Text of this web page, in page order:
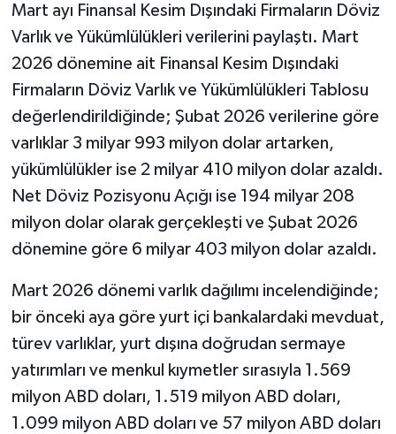
Mart ayı Finansal Kesim Dışındaki Firmaların Döviz
Varlık ve Yükümlülükleri verilerini paylaştı. Mart
2026 dönemine ait Finansal Kesim Dışındaki
Firmaların Döviz Varlık ve Yükümlülükleri Tablosu
değerlendirildiğinde; Şubat 2026 verilerine göre
varlıklar 3 milyar 993 milyon dolar artarken,
yükümlülükler ise 2 milyar 410 milyon dolar azaldı.
Net Döviz Pozisyonu Açığı ise 194 milyar 208
milyon dolar olarak gerçekleşti ve Şubat 2026
dönemine göre 6 milyar 403 milyon dolar azaldı.
Mart 2026 dönemi varlık dağılımı incelendiğinde;
bir önceki aya göre yurt içi bankalardaki mevduat,
türev varlıklar, yurt dışına doğrudan sermaye
yatırımları ve menkul kıymetler sırasıyla 1.569
milyon ABD doları, 1.519 milyon ABD doları,
1.099 milyon ABD doları ve 57 milyon ABD doları